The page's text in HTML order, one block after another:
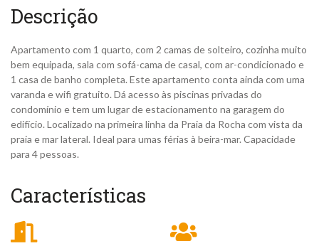
d
e
Descrição
Apartamento com 1 quarto, com 2 camas de solteiro, cozinha muito
bem equipada, sala com sofá-cama de casal, com ar-condicionado e
1 casa de banho completa. Este apartamento conta ainda com uma
varanda e wifi gratuito. Dá acesso às piscinas privadas do
condomínio e tem um lugar de estacionamento na garagem do
edifício. Localizado na primeira linha da Praia da Rocha com vista da
praia e mar lateral. Ideal para umas férias à beira-mar. Capacidade
para 4 pessoas.
Características